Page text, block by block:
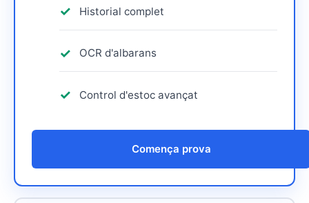
Historial complet
OCR d'albarans
Control d'estoc avançat
Comença prova